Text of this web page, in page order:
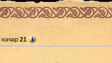
начар 21